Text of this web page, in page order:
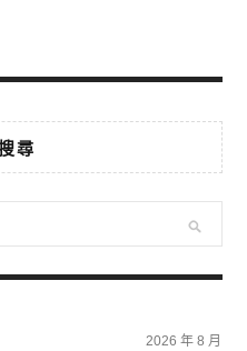
尋
2026 年 8 月